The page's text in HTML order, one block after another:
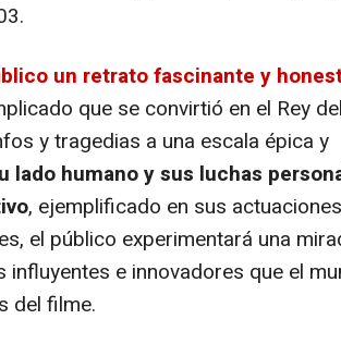
un retrato fascinante y
que se convirtió en el Rey
y tragedias a una escala épica y
lado humano y sus luchas
, ejemplificado en sus
el público experimentará una
e innovadores que el
del filme.